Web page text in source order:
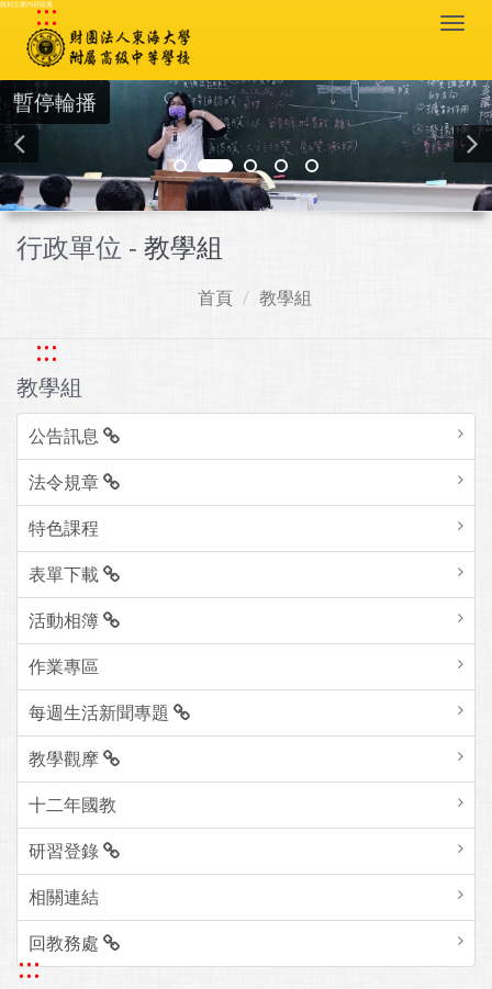
跳到主要內容區塊
:::
暫停輪播
行政單位 - 教學組
首頁 教學組
:::
教學組
公告訊息
法令規章
特色課程
表單下載
活動相簿
作業專區
每週生活新聞專題
教學觀摩
十二年國教
研習登錄
相關連結
回教務處
:::